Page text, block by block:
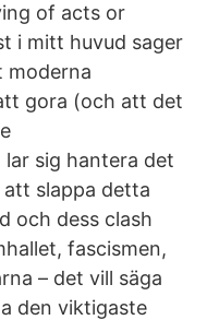
of acts or
i mitt huvud sager
moderna
gora (och att det
sig hantera det
slappa detta
och dess clash
fascismen,
– det vill säga
den viktigaste